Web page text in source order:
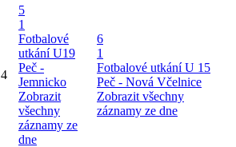
4
5
1
Fotbalové
utkání U19
Peč -
Jemnicko
Zobrazit
všechny
záznamy ze
dne
6
1
Fotbalové utkání U 15
Peč - Nová Včelnice
Zobrazit všechny
záznamy ze dne